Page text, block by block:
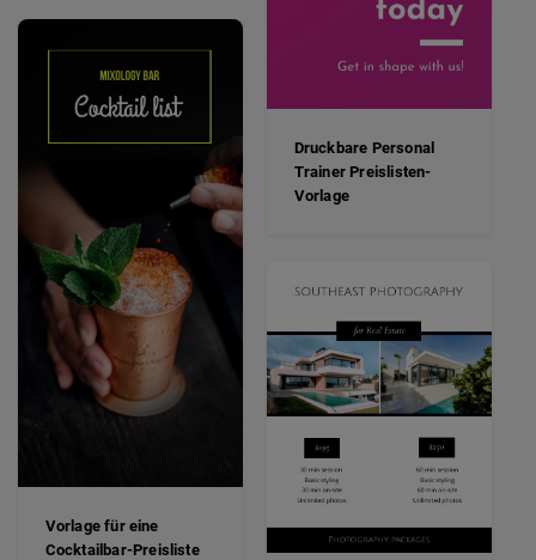
Druckbare Personal
Trainer Preislisten-
Vorlage
Vorlage für eine
Cocktailbar-Preisliste